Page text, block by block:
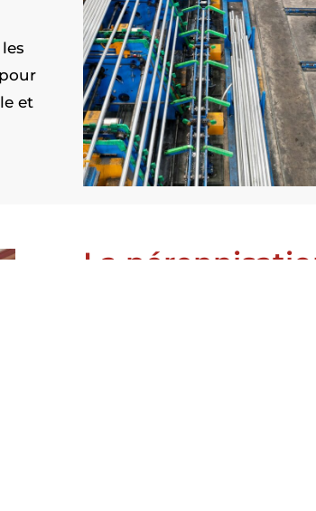
et
La